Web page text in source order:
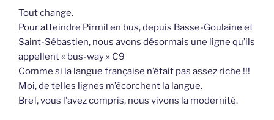
Tout change.
Pour atteindre Pirmil en bus, depuis Basse-Goulaine et
Saint-Sébastien, nous avons désormais une ligne qu’ils
appellent « bus-way » C9
Comme si la langue française n’était pas assez riche !!!
Moi, de telles lignes m’écorchent la langue.
Bref, vous l’avez compris, nous vivons la modernité.